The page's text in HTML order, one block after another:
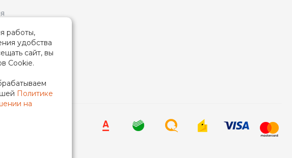
работы,
удобства
сайт, вы
Cookie.
Политике
на